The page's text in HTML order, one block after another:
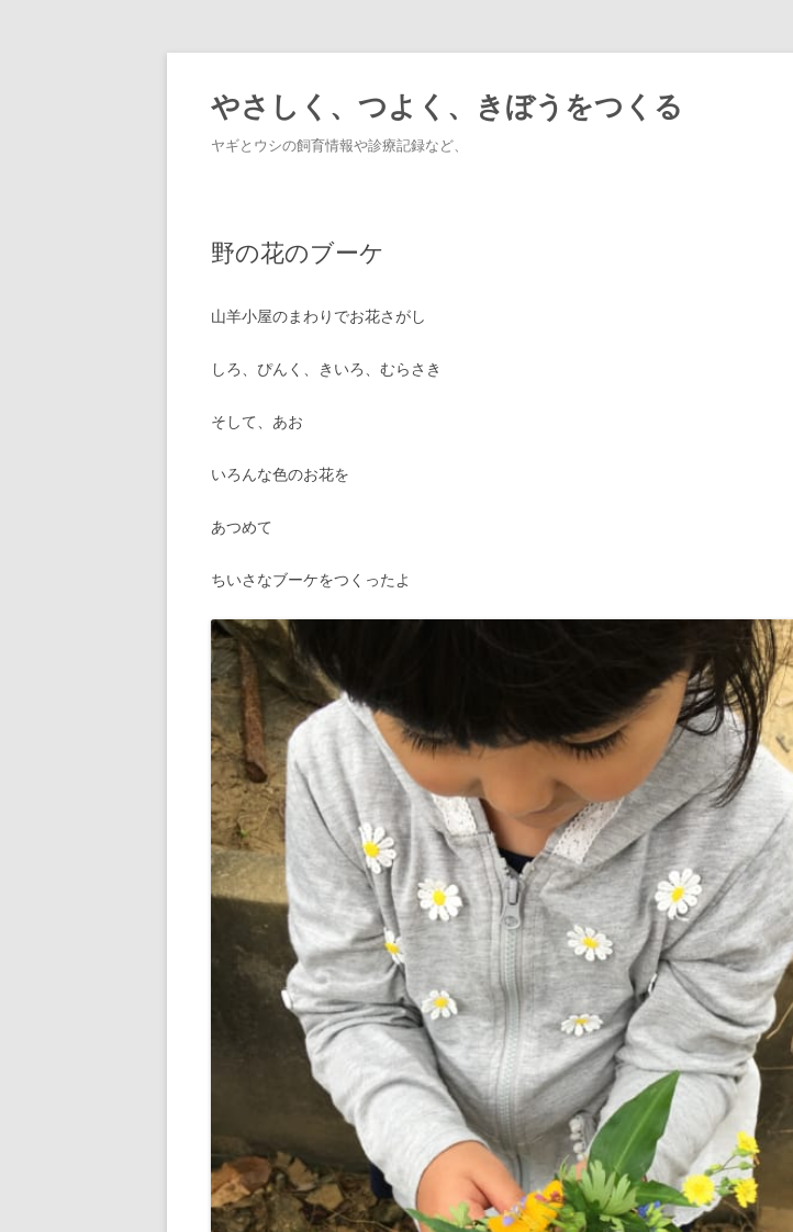
やさしく、つよく、きぼうをつくる
ヤギとウシの飼育情報や診療記録など、
野の花のブーケ
山羊小屋のまわりでお花さがし
しろ、ぴんく、きいろ、むらさき
そして、あお
いろんな色のお花を
あつめて
ちいさなブーケをつくったよ